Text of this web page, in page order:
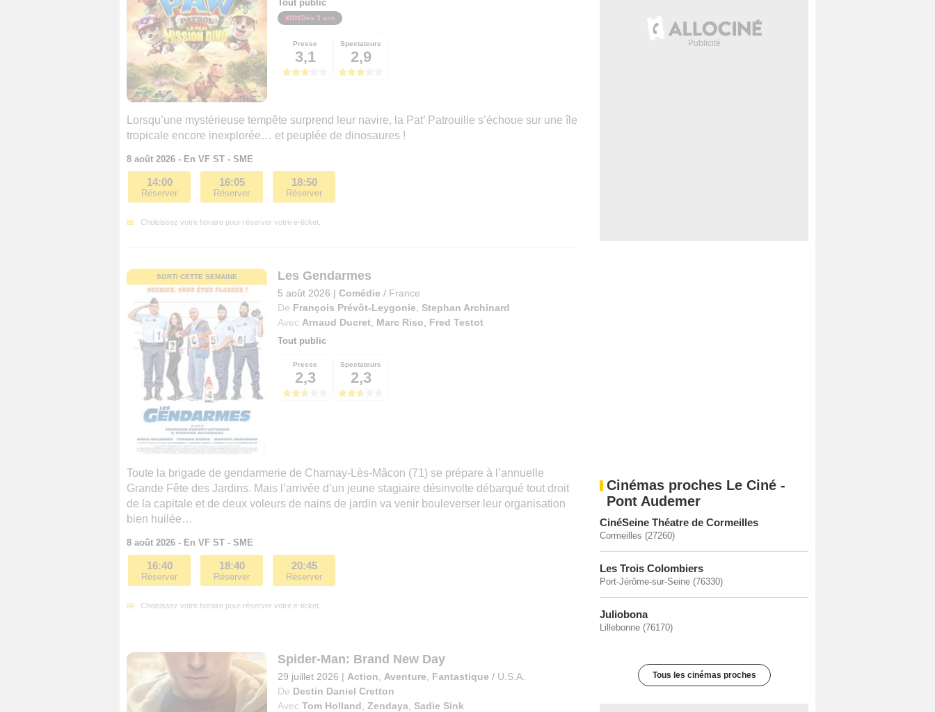
Tout public
Dès 3 ans
Presse
3,1
Spectateurs
2,9
Lorsqu’une mystérieuse tempête surprend leur navire, la Pat’ Patrouille s’échoue sur une île
tropicale encore inexplorée… et peuplée de dinosaures !
8 août 2026 - En VF ST - SME
14:00
Réserver
16:05
Réserver
18:50
Réserver
Choisissez votre horaire pour réserver votre e-ticket.
SORTI CETTE SEMAINE Les Gendarmes
5 août 2026 | Comédie / France
De François Prévôt-Leygonie Stephan Archinard
Avec Arnaud Ducret, Marc Riso Fred Testot
Tout public
Presse
2,3
Spectateurs
2,3
Toute la brigade de gendarmerie de Charnay-Lès-Mâcon (71) se prépare à l’annuelle
Grande Fête des Jardins. Mais l’arrivée d’un jeune stagiaire désinvolte débarqué tout droit
de la capitale et de deux voleurs de nains de jardin va venir bouleverser leur organisation
bien huilée…
8 août 2026 - En VF ST - SME
16:40
Réserver
18:40
Réserver
20:45
Réserver
Choisissez votre horaire pour réserver votre e-ticket.
Spider-Man: Brand New Day
29 juillet 2026 | Action Aventure Fantastique / U.S.A.
De Destin Daniel Cretton
Avec Tom Holland Zendaya Sadie Sink
Cinémas proches Le Ciné -
Pont Audemer
CinéSeine Théatre de Cormeilles
Cormeilles (27260)
Les Trois Colombiers
Port-Jérôme-sur-Seine (76330)
Juliobona
Lillebonne (76170)
Tous les cinémas proches